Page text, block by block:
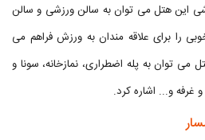
این هتل می توان به سالن ورزشی و سالن
را برای علاقه مندان به ورزش فراهم می
می توان به پله اضطراری، نمازخانه، سونا و
غرفه و... اشاره کرد.